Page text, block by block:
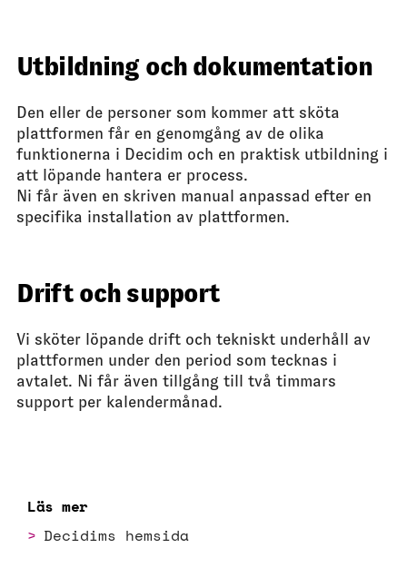
Läs mer
Decidims hemsida
Utbildning och dokumentation
Den eller de personer som kommer att sköta
plattformen får en genomgång av de olika
funktionerna i Decidim och en praktisk utbildning i
att löpande hantera er process.
Ni får även en skriven manual anpassad efter en
specifika installation av plattformen.
Drift och support
Vi sköter löpande drift och tekniskt underhåll av
plattformen under den period som tecknas i
avtalet. Ni får även tillgång till två timmars
support per kalendermånad.